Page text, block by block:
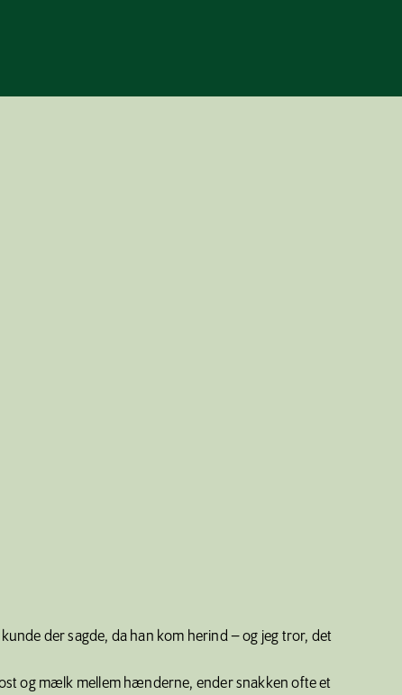
der sagde, da han kom herind – og jeg tror, det
og mælk mellem hænderne, ender snakken ofte et